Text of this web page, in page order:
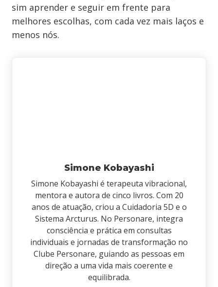
sim aprender e seguir em frente para
melhores escolhas, com cada vez mais laços e
menos nós.
Simone Kobayashi
Simone Kobayashi é terapeuta vibracional,
mentora e autora de cinco livros. Com 20
anos de atuação, criou a Cuidadoria 5D e o
Sistema Arcturus. No Personare, integra
consciência e prática em consultas
individuais e jornadas de transformação no
Clube Personare, guiando as pessoas em
direção a uma vida mais coerente e
equilibrada.